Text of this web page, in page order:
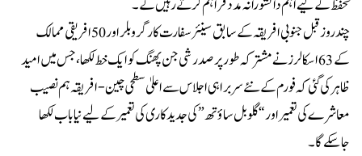
چند روز قبل جنوبی افریقہ کے سابق سینئر سفارت کار گروبلر اور 50 افریقی ممالک
کے 63 اسکالرز نے مشترکہ طور پر صدر شی جن پھنگ کو ایک خط لکھا ، جس میں امید
ظاہر کی گئی کہ فورم کے نئے سربراہی اجلاس سے اعلیٰ سطحی چین-افریقہ ہم نصیب
معاشرے کی تعمیر اور “گلوبل ساؤتھ” کی جدید کاری کی تعمیر کے لیے نیا باب لکھا
جاسکےگا۔